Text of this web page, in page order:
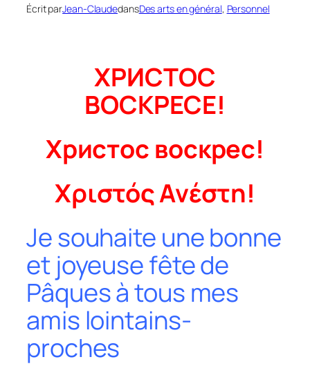
Écrit parJean-ClaudedansDes arts en général, Personnel
ХРИСТОС
ВОСКРЕСЕ!
Христос воскрес!
Χριστός Ανέστη!
Je souhaite une bonne
et joyeuse fête de
Pâques à tous mes
amis lointains-
proches